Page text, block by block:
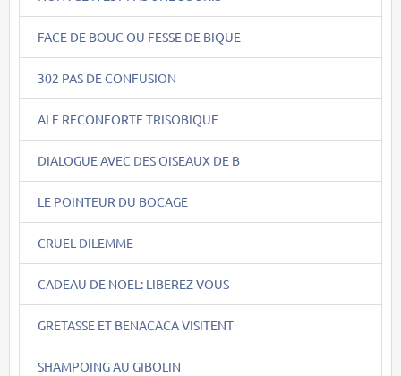
FACE DE BOUC OU FESSE DE BIQUE
302 PAS DE CONFUSION
ALF RECONFORTE TRISOBIQUE
DIALOGUE AVEC DES OISEAUX DE B
LE POINTEUR DU BOCAGE
CRUEL DILEMME
CADEAU DE NOEL: LIBEREZ VOUS
GRETASSE ET BENACACA VISITENT
SHAMPOING AU GIBOLIN